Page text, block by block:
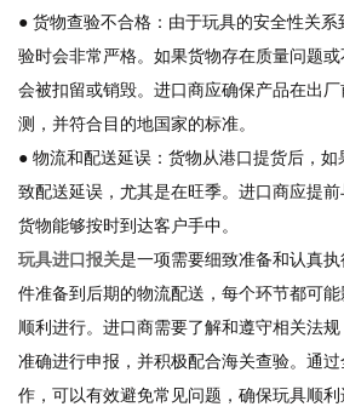
● 货物查验不合格：由于玩具的安全性关
验时会非常严格。如果货物存在质量问题
会被扣留或销毁。进口商应确保产品在出
测，并符合目的地国家的标准。
● 物流和配送延误：货物从港口提货后，
致配送延误，尤其是在旺季。进口商应提
货物能够按时到达客户手中。
玩具进口报关是一项需要细致准备和认真
件准备到后期的物流配送，每个环节都可
顺利进行。进口商需要了解和遵守相关法规
准确进行申报，并积极配合海关查验。通
作，可以有效避免常见问题，确保玩具顺利